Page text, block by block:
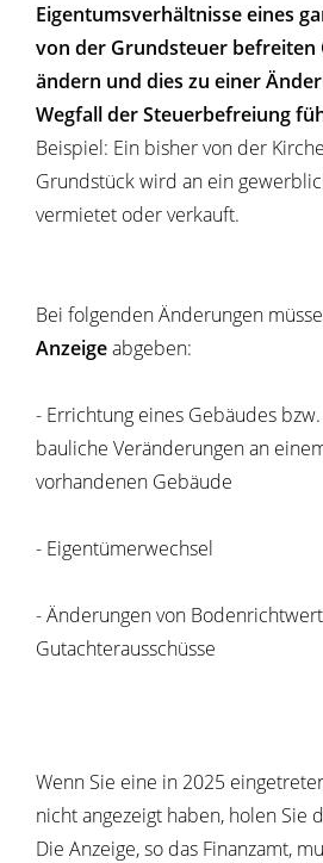
Eigentumsverhältnisse eines
von der Grundsteuer befreiten
ändern und dies zu einer
Wegfall der Steuerbefreiung
Beispiel: Ein bisher von der
Grundstück wird an ein
vermietet oder verkauft.
Bei folgenden Änderungen
Anzeigeabgeben:
- Errichtung eines Gebäudes
bauliche Veränderungen an
vorhandenen Gebäude
- Eigentümerwechsel
- Änderungen von
Gutachterausschüsse
Wenn Sie eine in 2025
nicht angezeigt haben, holen Sie
Die Anzeige, so das Finanzamt,